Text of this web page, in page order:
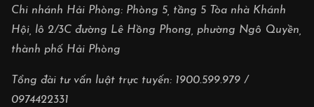
Chi nhánh Hải Phòng: Phòng 5, tầng 5 Tòa nhà Khánh
Hội, lô 2/3C đường Lê Hồng Phong, phường Ngô Quyền,
thành phố Hải Phòng
Tổng đài tư vấn luật trực tuyến: 1900.599.979 /
0974422331